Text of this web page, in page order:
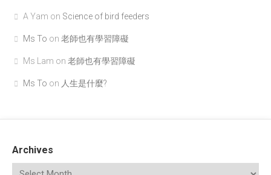
A Yam on Science of bird feeders
Ms To on 老師也有學習障礙
Ms Lam on 老師也有學習障礙
Ms To on 人生是什麼?
Archives